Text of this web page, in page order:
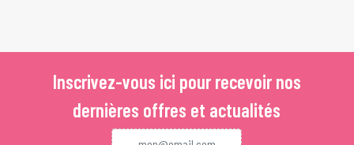
Inscrivez-vous ici pour recevoir nos
dernières offres et actualités